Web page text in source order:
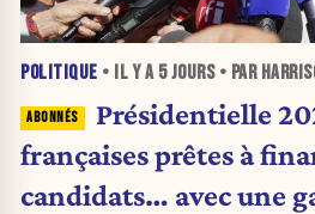
POLITIQUE • IL Y A 5 JOURS• PAR
Présidentielle
françaises prêtes à
candidats… avec une